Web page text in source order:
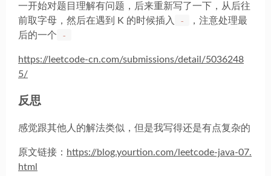
一开始对题目理解有问题，后来重新写了一下，从后往
前取字母，然后在遇到 K 的时候插入
-
，注意处理最
后的一个
-
https://leetcode-cn.com/submissions/detail/5036248
5/
反思
感觉跟其他人的解法类似，但是我写得还是有点复杂的
原文链接： https://blog.yourtion.com/leetcode-java-07.
html